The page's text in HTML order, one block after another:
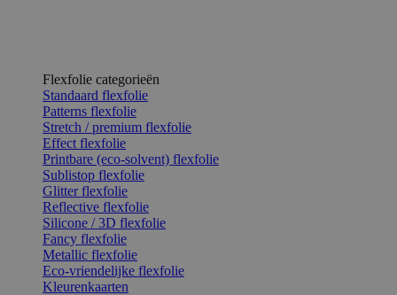
Flexfolie categorieën
Standaard flexfolie
Patterns flexfolie
Stretch / premium flexfolie
Effect flexfolie
Printbare (eco-solvent) flexfolie
Sublistop flexfolie
Glitter flexfolie
Reflective flexfolie
Silicone / 3D flexfolie
Fancy flexfolie
Metallic flexfolie
Eco-vriendelijke flexfolie
Kleurenkaarten